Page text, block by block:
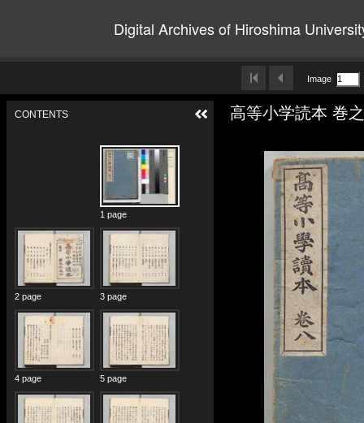
Digital Archives of Hiroshima